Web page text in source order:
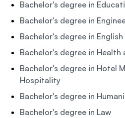
Bachelor's degree in
Bachelor's degree in
Bachelor's degree in
Bachelor's degree in Health
Bachelor's degree in Hotel
Hospitality
Bachelor's degree in
Bachelor's degree in Law